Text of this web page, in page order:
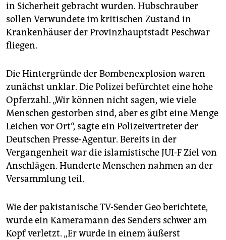
in Sicherheit gebracht wurden. Hubschrauber
sollen Verwundete im kritischen Zustand in
Krankenhäuser der Provinzhauptstadt Peschwar
fliegen.
Die Hintergründe der Bombenexplosion waren
zunächst unklar. Die Polizei befürchtet eine hohe
Opferzahl. „Wir können nicht sagen, wie viele
Menschen gestorben sind, aber es gibt eine Menge
Leichen vor Ort“, sagte ein Polizeivertreter der
Deutschen Presse-Agentur. Bereits in der
Vergangenheit war die islamistische JUI-F Ziel von
Anschlägen. Hunderte Menschen nahmen an der
Versammlung teil.
Wie der pakistanische TV-Sender Geo berichtete,
wurde ein Kameramann des Senders schwer am
Kopf verletzt. „Er wurde in einem äußerst